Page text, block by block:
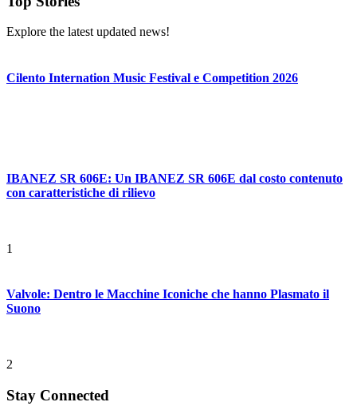
Explore the latest updated news!
Cilento Internation Music Festival e Competition 2026
IBANEZ SR 606E: Un IBANEZ SR 606E dal costo contenuto
con caratteristiche di rilievo
1
Valvole: Dentro le Macchine Iconiche che hanno Plasmato il
Suono
2
Stay Connected